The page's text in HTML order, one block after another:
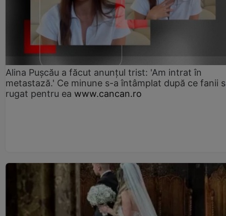
Alina Pușcău a făcut anunțul trist: 'Am intrat în
metastază.' Ce minune s-a întâmplat după ce fanii
rugat pentru ea www.cancan.ro